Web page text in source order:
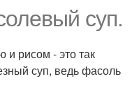
суп.
рисом - это так
суп, ведь фасоль